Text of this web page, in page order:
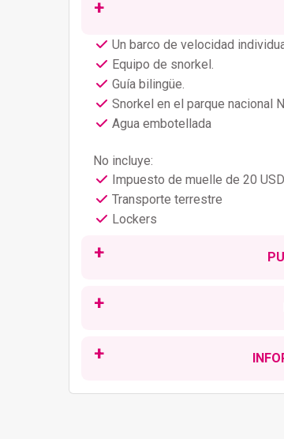
Un barco de velocidad
Equipo de snorkel.
Guía bilingüe.
Snorkel en el parque nacional
Agua embotellada
No incluye:
Impuesto de muelle de 20
Transporte terrestre
Lockers
Horarios disponibles: 8:30 am /
Cancun
Los horarios y el orden del tour
Gorra o sombrero y gafas de
Un conjunto de ropa seca
El tour dura aproximadamente